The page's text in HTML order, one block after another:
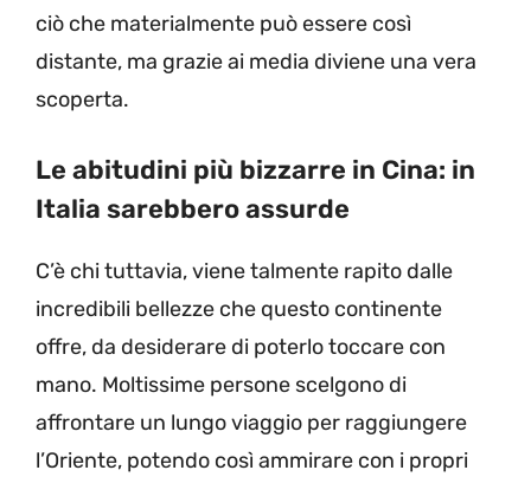
ciò che materialmente può essere così
distante, ma grazie ai media diviene una vera
scoperta.
Le abitudini più bizzarre in Cina: in
Italia sarebbero assurde
C’è chi tuttavia, viene talmente rapito dalle
incredibili bellezze che questo continente
offre, da desiderare di poterlo toccare con
mano. Moltissime persone scelgono di
affrontare un lungo viaggio per raggiungere
l’Oriente, potendo così ammirare con i propri